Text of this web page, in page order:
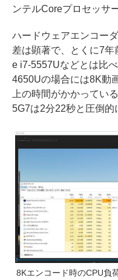
ンテルCoreプロセッサ
ハードウェアエンコー
差は顕著で、とくに7
e i7-5557Uなどとは比
4650Uの場合には8K動
上の時間がかかってい
5G7は2分22秒と圧倒的
8Kエンコード時のCPU負